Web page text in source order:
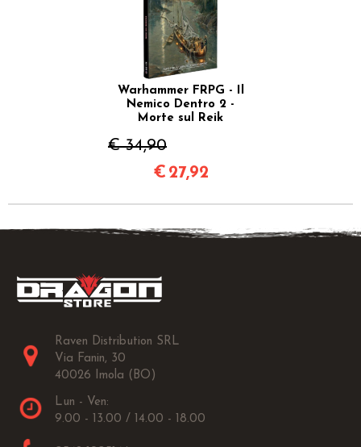
Warhammer FRPG - Il
Nemico Dentro 2 -
Morte sul Reik
€ 34,90
€ 27,92
Raven Distribution SRL
Via Fanin, 30
40026 Imola (BO)
Lun - Ven:
9.00 - 13.00 / 14.00 - 18.00